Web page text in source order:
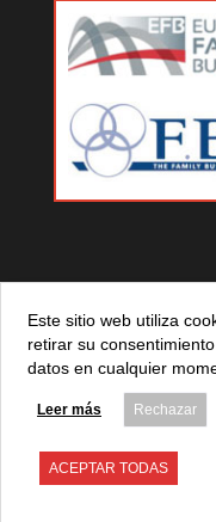
881 |Política de
Este sitio web utiliza
retirar su
datos en cualquier
Leer más Rechazar
ACEPTAR TODAS